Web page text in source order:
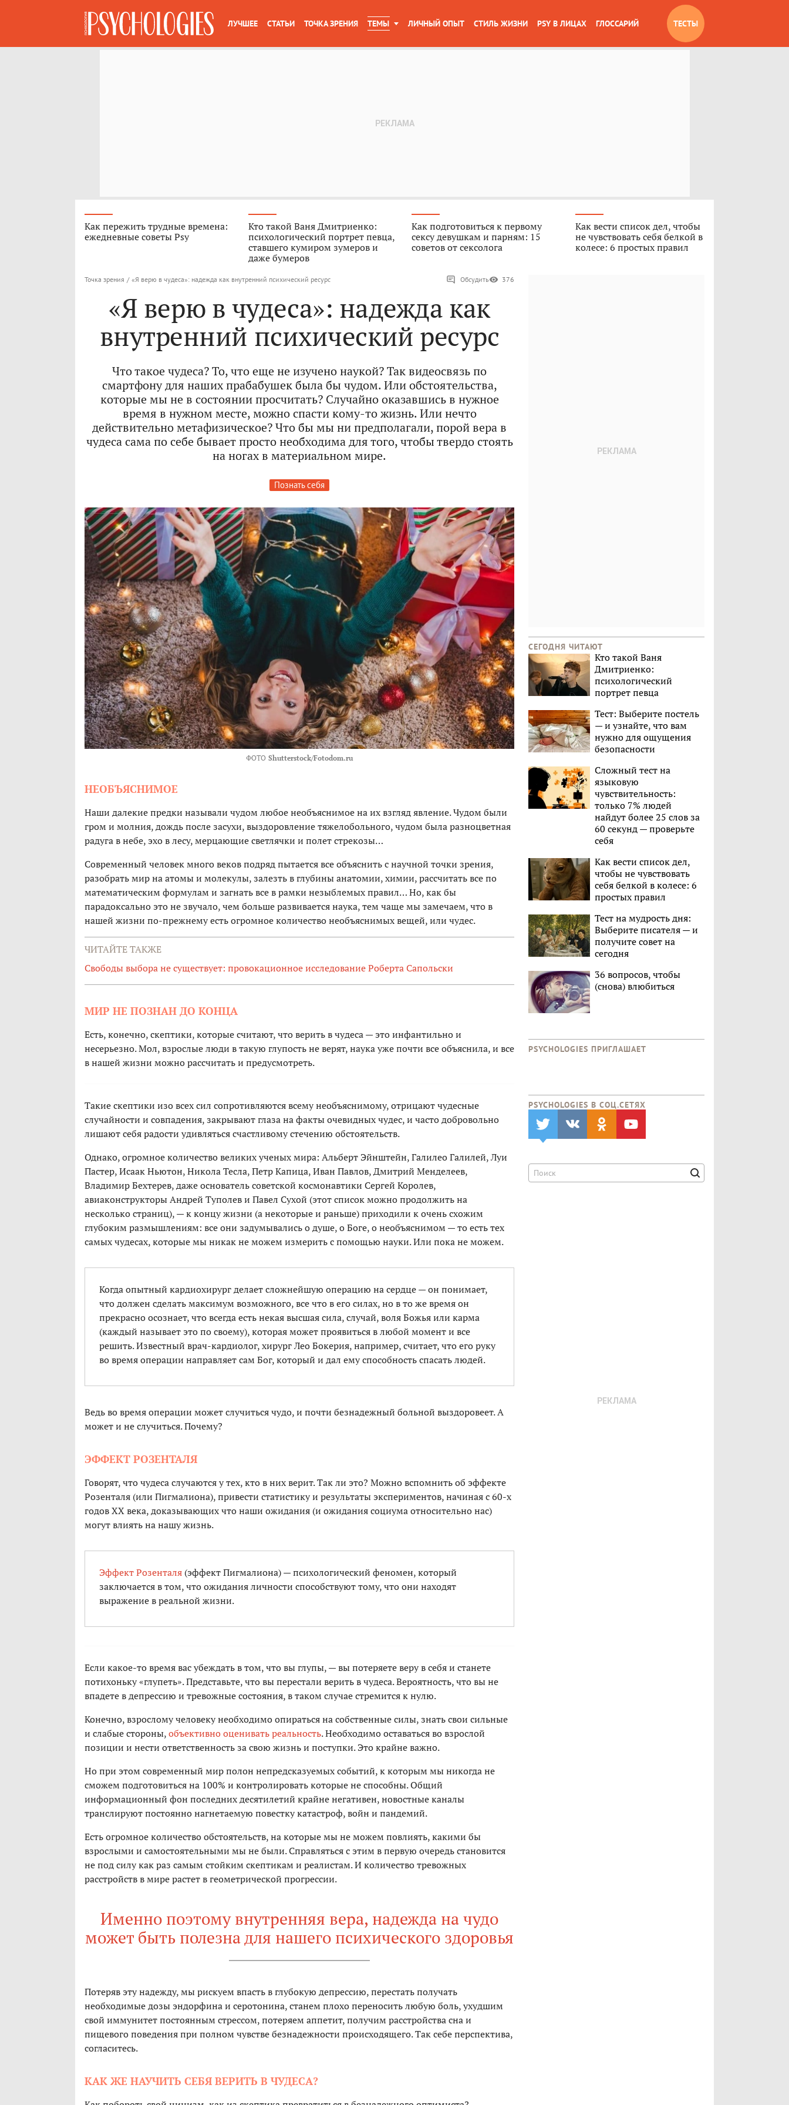
ЛУЧШЕЕ СТАТЬИ ТОЧКА ЗРЕНИЯ ТЕМЫ ЛИЧНЫЙ ОПЫТ СТИЛЬ ЖИЗНИ PSY В ЛИЦАХ ГЛОССАРИЙ ТЕСТЫ
Как пережить трудные времена:
ежедневные советы Psy
Кто такой Ваня Дмитриенко:
психологический портрет певца,
ставшего кумиром зумеров и
даже бумеров
Как подготовиться к первому
сексу девушкам и парням: 15
советов от сексолога
Как вести список дел, чтобы
не чувствовать себя белкой в
колесе: 6 простых правил
Точка зрения / «Я верю в чудеса»: надежда как внутренний психический ресурс Обсудить 376
«Я верю в чудеса»: надежда как
внутренний психический ресурс
Что такое чудеса? То, что еще не изучено наукой? Так видеосвязь по
смартфону для наших прабабушек была бы чудом. Или обстоятельства,
которые мы не в состоянии просчитать? Случайно оказавшись в нужное
время в нужном месте, можно спасти кому-то жизнь. Или нечто
действительно метафизическое? Что бы мы ни предполагали, порой вера в
чудеса сама по себе бывает просто необходима для того, чтобы твердо стоять
на ногах в материальном мире.
Познать себя
ФОТО Shutterstock/Fotodom.ru
НЕОБЪЯСНИМОЕ
Наши далекие предки называли чудом любое необъяснимое на их взгляд явление. Чудом были
гром и молния, дождь после засухи, выздоровление тяжелобольного, чудом была разноцветная
радуга в небе, эхо в лесу, мерцающие светлячки и полет стрекозы…
Современный человек много веков подряд пытается все объяснить с научной точки зрения,
разобрать мир на атомы и молекулы, залезть в глубины анатомии, химии, рассчитать все по
математическим формулам и загнать все в рамки незыблемых правил… Но, как бы
парадоксально это не звучало, чем больше развивается наука, тем чаще мы замечаем, что в
нашей жизни по-прежнему есть огромное количество необъяснимых вещей, или чудес.
ЧИТАЙТЕ ТАКЖЕ
Свободы выбора не существует: провокационное исследование Роберта Сапольски
МИР НЕ ПОЗНАН ДО КОНЦА
Есть, конечно, скептики, которые считают, что верить в чудеса — это инфантильно и
несерьезно. Мол, взрослые люди в такую глупость не верят, наука уже почти все объяснила, и все
в нашей жизни можно рассчитать и предусмотреть.
Такие скептики изо всех сил сопротивляются всему необъяснимому, отрицают чудесные
случайности и совпадения, закрывают глаза на факты очевидных чудес, и часто добровольно
лишают себя радости удивляться счастливому стечению обстоятельств.
Однако, огромное количество великих ученых мира: Альберт Эйнштейн, Галилео Галилей, Луи
Пастер, Исаак Ньютон, Никола Тесла, Петр Капица, Иван Павлов, Дмитрий Менделеев,
Владимир Бехтерев, даже основатель советской космонавтики Сергей Королев,
авиаконструкторы Андрей Туполев и Павел Сухой (этот список можно продолжить на
несколько страниц), — к концу жизни (а некоторые и раньше) приходили к очень схожим
глубоким размышлениям: все они задумывались о душе, о Боге, о необъяснимом — то есть тех
самых чудесах, которые мы никак не можем измерить с помощью науки. Или пока не можем.
Когда опытный кардиохирург делает сложнейшую операцию на сердце — он понимает,
что должен сделать максимум возможного, все что в его силах, но в то же время он
прекрасно осознает, что всегда есть некая высшая сила, случай, воля Божья или карма
(каждый называет это по своему), которая может проявиться в любой момент и все
решить. Известный врач-кардиолог, хирург Лео Бокерия, например, считает, что его руку
во время операции направляет сам Бог, который и дал ему способность спасать людей.
Ведь во время операции может случиться чудо, и почти безнадежный больной выздоровеет. А
может и не случиться. Почему?
ЭФФЕКТ РОЗЕНТАЛЯ
Говорят, что чудеса случаются у тех, кто в них верит. Так ли это? Можно вспомнить об эффекте
Розенталя (или Пигмалиона), привести статистику и результаты экспериментов, начиная с 60-х
годов XX века, доказывающих что наши ожидания (и ожидания социума относительно нас)
могут влиять на нашу жизнь.
Эффект Розенталя (эффект Пигмалиона) — психологический феномен, который
заключается в том, что ожидания личности способствуют тому, что они находят
выражение в реальной жизни.
Если какое-то время вас убеждать в том, что вы глупы, — вы потеряете веру в себя и станете
потихоньку «глупеть». Представьте, что вы перестали верить в чудеса. Вероятность, что вы не
впадете в депрессию и тревожные состояния, в таком случае стремится к нулю.
Конечно, взрослому человеку необходимо опираться на собственные силы, знать свои сильные
и слабые стороны,объективно оценивать реальность. Необходимо оставаться во взрослой
позиции и нести ответственность за свою жизнь и поступки. Это крайне важно.
Но при этом современный мир полон непредсказуемых событий, к которым мы никогда не
сможем подготовиться на 100% и контролировать которые не способны. Общий
информационный фон последних десятилетий крайне негативен, новостные каналы
транслируют постоянно нагнетаемую повестку катастроф, войн и пандемий.
Есть огромное количество обстоятельств, на которые мы не можем повлиять, какими бы
взрослыми и самостоятельными мы не были. Справляться с этим в первую очередь становится
не под силу как раз самым стойким скептикам и реалистам. И количество тревожных
расстройств в мире растет в геометрической прогрессии.
Именно поэтому внутренняя вера, надежда на чудо
может быть полезна для нашего психического здоровья
Потеряв эту надежду, мы рискуем впасть в глубокую депрессию, перестать получать
необходимые дозы эндорфина и серотонина, станем плохо переносить любую боль, ухудшим
свой иммунитет постоянным стрессом, потеряем аппетит, получим расстройства сна и
пищевого поведения при полном чувстве безнадежности происходящего. Так себе перспектива,
согласитесь.
КАК ЖЕ НАУЧИТЬ СЕБЯ ВЕРИТЬ В ЧУДЕСА?
СЕГОДНЯ ЧИТАЮТ
Кто такой Ваня
Дмитриенко:
психологический
портрет певца
Тест: Выберите постель
— и узнайте, что вам
нужно для ощущения
безопасности
Сложный тест на
языковую
чувствительность:
только 7% людей
найдут более 25 слов за
60 секунд — проверьте
себя
Как вести список дел,
чтобы не чувствовать
себя белкой в колесе: 6
простых правил
Тест на мудрость дня:
Выберите писателя — и
получите совет на
сегодня
36 вопросов, чтобы
(снова) влюбиться
PSYCHOLOGIES ПРИГЛАШАЕТ
PSYCHOLOGIES В CОЦ.СЕТЯХ